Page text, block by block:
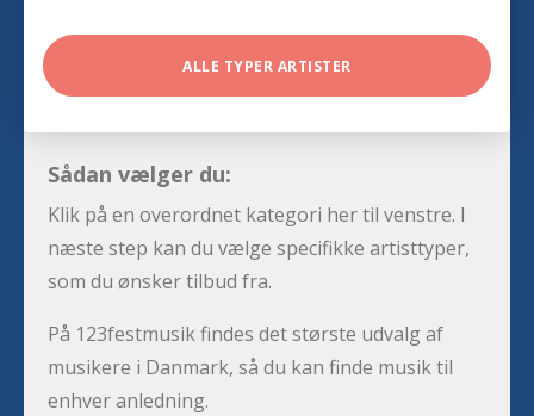
ALLE TYPER ARTISTER
Sådan vælger du:
Klik på en overordnet kategori her til venstre. I
næste step kan du vælge specifikke artisttyper,
som du ønsker tilbud fra.
På 123festmusik findes det største udvalg af
musikere i Danmark, så du kan finde musik til
enhver anledning.